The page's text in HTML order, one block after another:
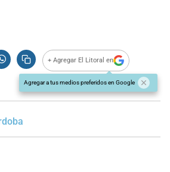
+ Agregar El Litoral en
Agregar a tus medios preferidos en Google